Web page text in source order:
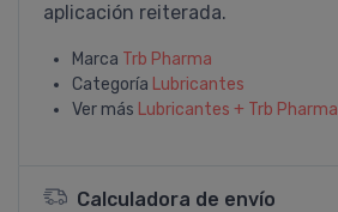
aplicación reiterada.
Marca Trb Pharma
Categoría Lubricantes
Ver más Lubricantes + Trb Pharma
Calculadora de envío